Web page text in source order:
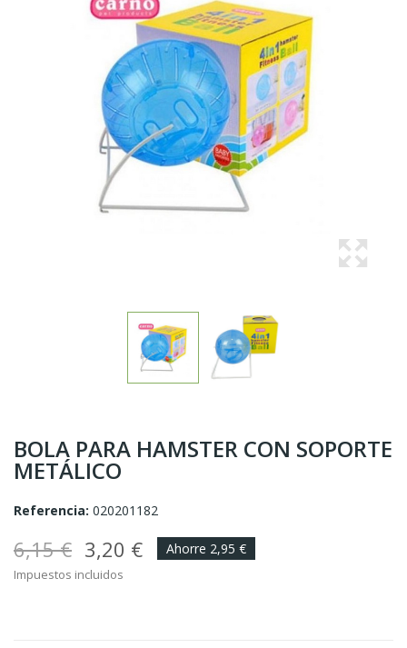
BOLA PARA HAMSTER CON SOPORTE
METÁLICO
Referencia: 020201182
6,15 € 3,20 € Ahorre 2,95 €
Impuestos incluidos